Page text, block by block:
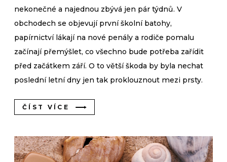
nekonečné a najednou zbývá jen pár týdnů. V
obchodech se objevují první školní batohy,
papírnictví lákají na nové penály a rodiče pomalu
začínají přemýšlet, co všechno bude potřeba zařídit
před začátkem září. O to větší škoda by byla nechat
poslední letní dny jen tak proklouznout mezi prsty.
ČÍST VÍCE